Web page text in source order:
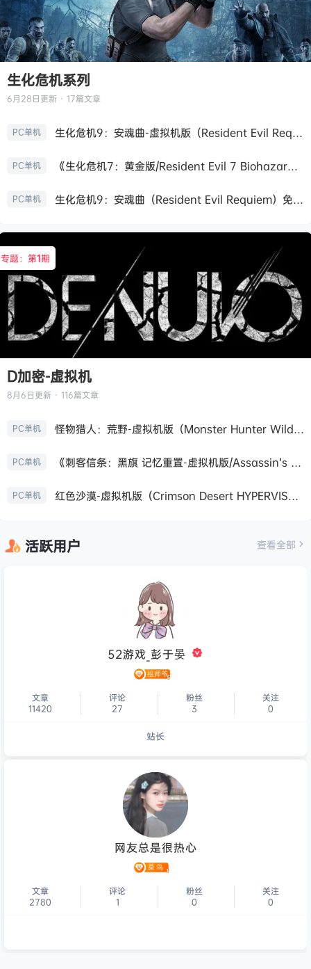
生化危机系列
6月28日更新 · 17篇文章
PC单机 生化危机9：安魂曲-虚拟机版（Resident Evil Requiem HYPERVISOR）免安装中文版
PC单机 《生化危机7：黄金版/Resident Evil 7 Biohazard》免安装中文版
PC单机 生化危机9：安魂曲（Resident Evil Requiem）免安装中文版
专题：第1期
D加密-虚拟机
8月6日更新 · 116篇文章
PC单机 怪物猎人：荒野-虚拟机版（Monster Hunter Wilds HYPERVISOR）免安装中文版
PC单机 《刺客信条：黑旗 记忆重置-虚拟机版/Assassin’s Creed Black Flag Resynced HYPERVISOR》免安装中文版
PC单机 红色沙漠-虚拟机版（Crimson Desert HYPERVISOR）免安装中文版
活跃用户 查看全部
52游戏_彭于晏
文章
11420
评论
27
粉丝
3
关注
0
站长
个人主页
网友总是很热心
文章
2780
评论
1
粉丝
0
关注
0